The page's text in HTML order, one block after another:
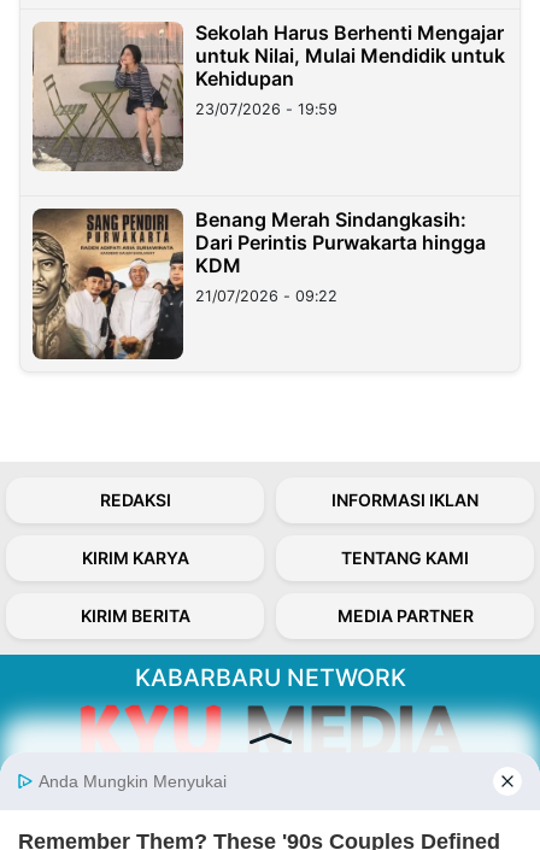
Sekolah Harus Berhenti Mengajar
untuk Nilai, Mulai Mendidik untuk
Kehidupan
23/07/2026 - 19:59
Benang Merah Sindangkasih:
Dari Perintis Purwakarta hingga
KDM
21/07/2026 - 09:22
REDAKSI INFORMASI IKLAN
KIRIM KARYA TENTANG KAMI
KIRIM BERITA MEDIA PARTNER
KABARBARU NETWORK